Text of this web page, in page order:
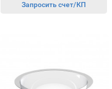
Запросить счет/КП